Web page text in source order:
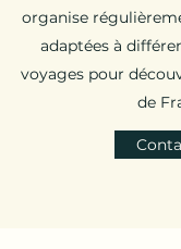
organise
adaptées à
voyages pour
de